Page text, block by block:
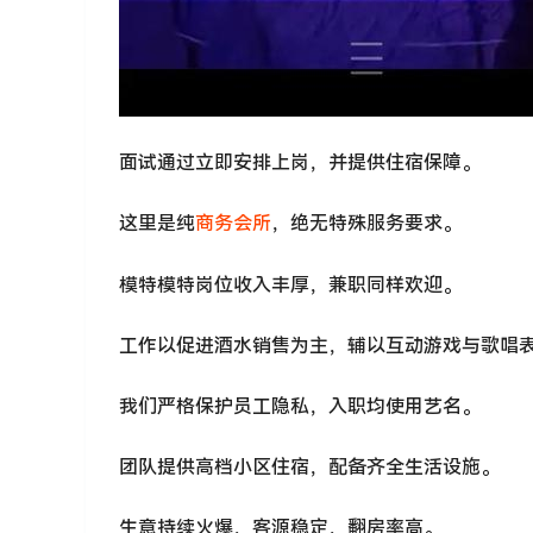
面试通过立即安排上岗，并提供住宿保障。
这里是纯商务会所，绝无特殊服务要求。
模特模特岗位收入丰厚，兼职同样欢迎。
工作以促进酒水销售为主，辅以互动游戏与歌唱
我们严格保护员工隐私，入职均使用艺名。
团队提供高档小区住宿，配备齐全生活设施。
生意持续火爆，客源稳定，翻房率高。